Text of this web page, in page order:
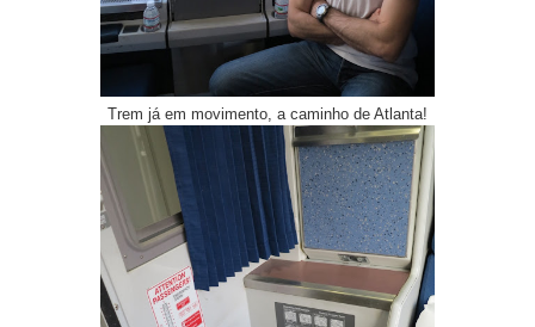
Trem já em movimento, a caminho de Atlanta!